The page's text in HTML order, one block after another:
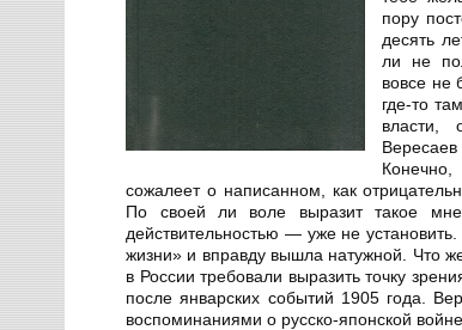
пору
десять
ли не
вовсе не
где-то
власти,
сожалеет о написанном, как
По своей ли воле выразит такое
действительностью — уже не
жизни» и вправду вышла натужной. Что
в России требовали выразить точку
после январских событий 1905 года.
воспоминаниями о русско-японской войне.